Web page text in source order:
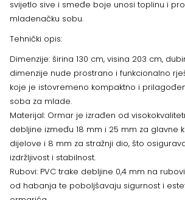
svijetlo sive i smeđe boje unosi toplinu i
mladenačku sobu.
Tehnički opis:
Dimenzije: širina 130 cm, visina 203 cm,
dimenzije nude prostrano i funkcionalno
koje je istovremeno kompaktno i
soba za mlade.
Materijal: Ormar je izrađen od
debljine između 18 mm i 25 mm za glavne
dijelove i 8 mm za stražnji dio, što
izdržljivost i stabilnost.
Rubovi: PVC trake debljine 0,4 mm na
od habanja te poboljšavaju sigurnost i